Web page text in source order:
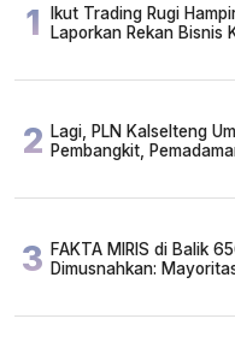
1
Ikut Trading Rugi
Laporkan Rekan Bisnis
2 Lagi, PLN Kalselteng
Pembangkit,
3 FAKTA MIRIS di Balik
Dimusnahkan: